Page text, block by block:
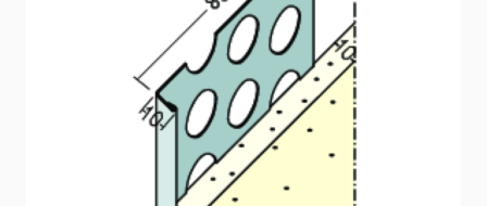
Abschlussprofil aus Aluminium mit extra langem
Putzschenkel für den Innenputz ab 10 mm.
9135